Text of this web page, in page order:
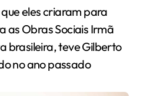
eles criaram para
as Obras Sociais Irmã
brasileira, teve Gilberto
no ano passado